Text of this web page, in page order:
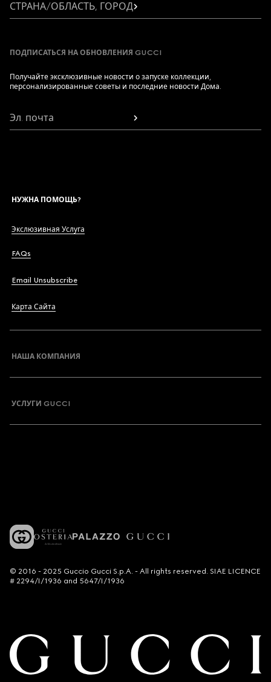
СТРАНА/ОБЛАСТЬ, ГОРОД
ПОДПИСАТЬСЯ НА ОБНОВЛЕНИЯ GUCCI
Получайте эксклюзивные новости о запуске коллекции,
персонализированные советы и последние новости Дома.
Эл. почта
НУЖНА ПОМОЩЬ?
Экслюзивная Услуга
FAQs
Email Unsubscribe
Карта Сайта
НАША КОМПАНИЯ
УСЛУГИ GUCCI
© 2016 - 2025 Guccio Gucci S.p.A. - All rights reserved. SIAE LICENCE
# 2294/I/1936 and 5647/I/1936